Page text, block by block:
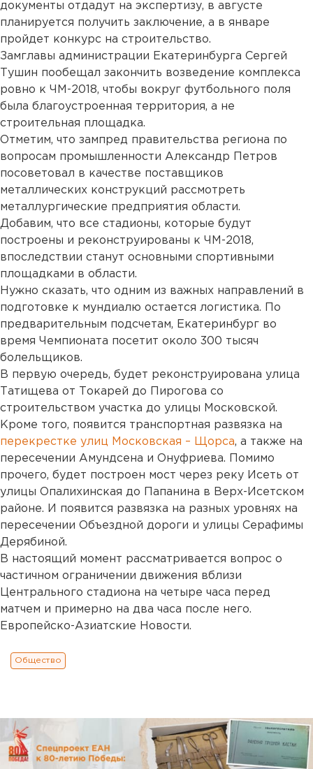
документы отдадут на экспертизу, в августе
планируется получить заключение, а в январе
пройдет конкурс на строительство.
Замглавы администрации Екатеринбурга Сергей
Тушин пообещал закончить возведение комплекса
ровно к ЧМ-2018, чтобы вокруг футбольного поля
была благоустроенная территория, а не
строительная площадка.
Отметим, что зампред правительства региона по
вопросам промышленности Александр Петров
посоветовал в качестве поставщиков
металлических конструкций рассмотреть
металлургические предприятия области.
Добавим, что все стадионы, которые будут
построены и реконструированы к ЧМ-2018,
впоследствии станут основными спортивными
площадками в области.
Нужно сказать, что одним из важных направлений в
подготовке к мундиалю остается логистика. По
предварительным подсчетам, Екатеринбург во
время Чемпионата посетит около 300 тысяч
болельщиков.
В первую очередь, будет реконструирована улица
Татищева от Токарей до Пирогова со
строительством участка до улицы Московской.
Кроме того, появится транспортная развязка на
перекрестке улиц Московская – Щорса, а также на
пересечении Амундсена и Онуфриева. Помимо
прочего, будет построен мост через реку Исеть от
улицы Опалихинская до Папанина в Верх-Исетском
районе. И появится развязка на разных уровнях на
пересечении Объездной дороги и улицы Серафимы
Дерябиной.
В настоящий момент рассматривается вопрос о
частичном ограничении движения вблизи
Центрального стадиона на четыре часа перед
матчем и примерно на два часа после него.
Европейско-Азиатские Новости.
Общество